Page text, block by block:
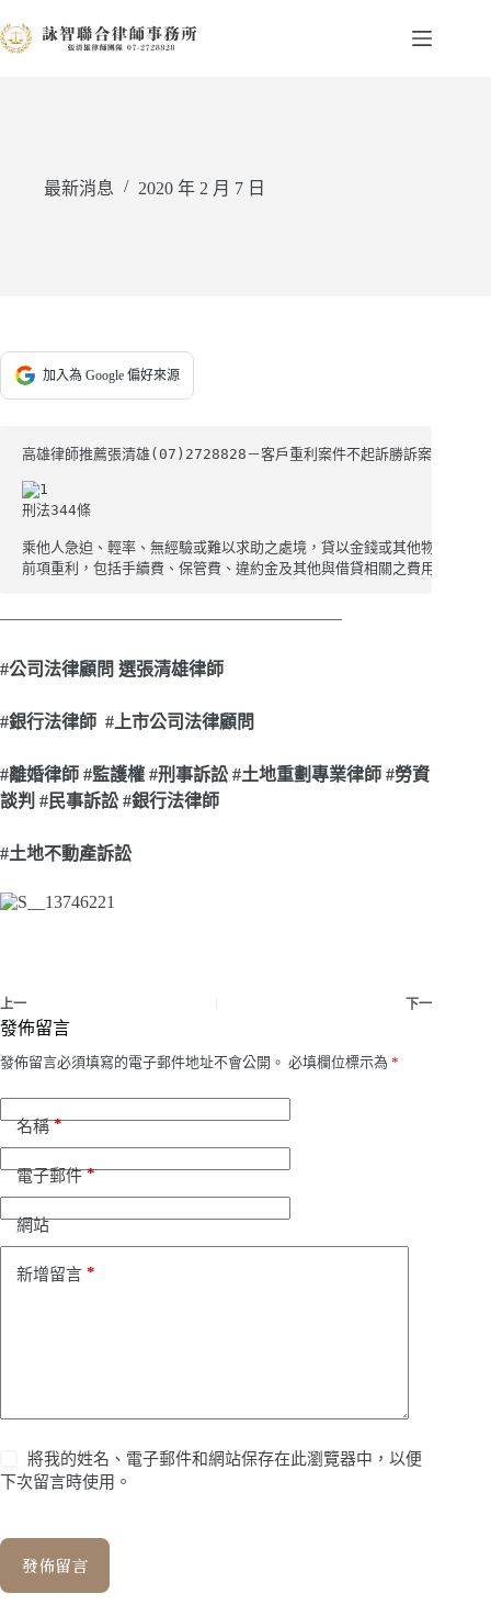
至
最新消息 2020 年 2 月 7 日
加入為 Google 偏好來源
高雄律師推薦張清雄(07)2728828－客戶重利案件不起訴勝訴案例
刑法344條
乘他人急迫、輕率、無經驗或難以求助之處境，貸以金錢或其他物品，
前項重利，包括手續費、保管費、違約金及其他與借貸相關之費用。
———————————————————–
#公司法律顧問 選張清雄律師
#銀行法律師 #上市公司法律顧問
#離婚律師 #監護權 #刑事訴訟 #土地重劃專業律師 #勞資
談判 #民事訴訟 #銀行法律師
#土地不動產訴訟
上一 下一
發佈留言
發佈留言必須填寫的電子郵件地址不會公開。 必填欄位標示為 *
名稱*
電子郵件*
網站
新增留言 *
將我的姓名、電子郵件和網站保存在此瀏覽器中，以便
下次留言時使用。
發佈留言